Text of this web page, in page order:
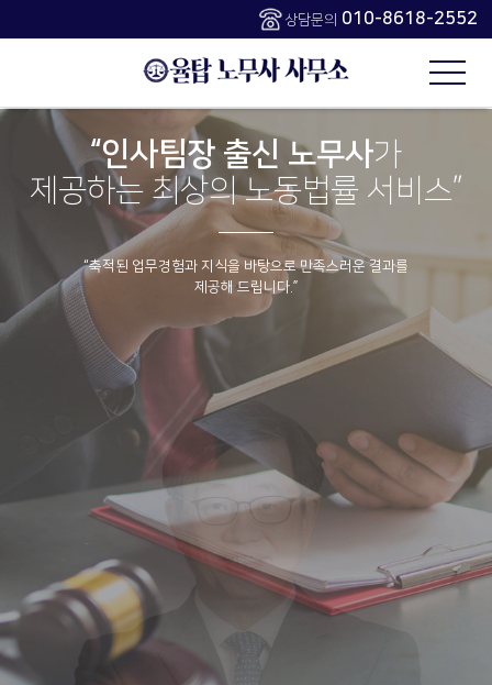
상담문의 010-8618-2552
“인사팀장 출신 노무사가
제공하는 최상의 노동법률 서비스”
“축적된 업무경험과 지식을 바탕으로 만족스러운 결과를
제공해 드립니다.”
“인사팀장 출신 노무사가
제공하는 최상의 노동법률 서비스”
“축적된 업무경험과 지식을 바탕으로 만족스러운 결과를
제공해 드립니다.”